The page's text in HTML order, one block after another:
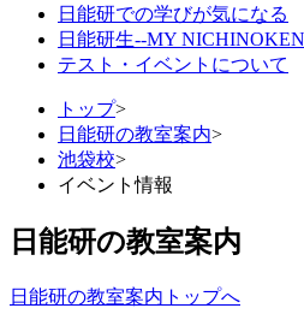
日能研での学びが気になる
日能研生--MY
テスト・イベントについて
トップ>
日能研の教室案内>
池袋校>
イベント情報
日能研の教室案内
日能研の教室案内トップへ